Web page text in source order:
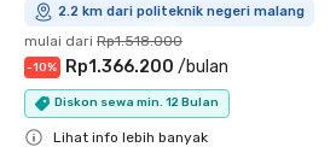
2.2 km dari politeknik negeri malang
mulai dari Rp1.518.000
-10% Rp1.366.200 /bulan
Diskon sewa min. 12 Bulan
Lihat info lebih banyak